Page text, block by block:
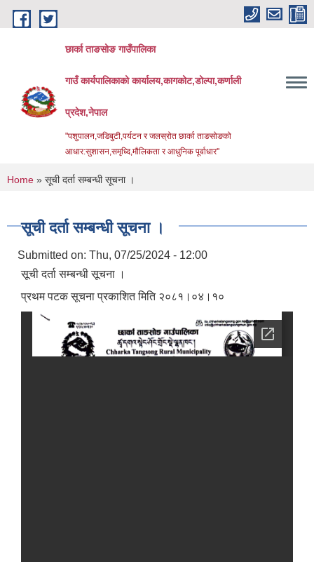
Skip to main content
छार्का ताङसोङ गाउँपालिका
गाउँ कार्यपालिकाको कार्यालय,कागकोट,डोल्पा,कर्णाली
प्रदेश,नेपाल
"पशुपालन,जडिबुटी,पर्यटन र जलस्रोत छार्का ताङसोङको
आधार:सुशासन,समृध्दि,मौलिकता र आधुनिक पूर्वाधार''
You are here
Home » सूची दर्ता सम्बन्धी सूचना ।
सूची दर्ता सम्बन्धी सूचना ।
Submitted on: Thu, 07/25/2024 - 12:00
सूची दर्ता सम्बन्धी सूचना ।
प्रथम पटक सूचना प्रकाशित मिति २०८१।०४।१०